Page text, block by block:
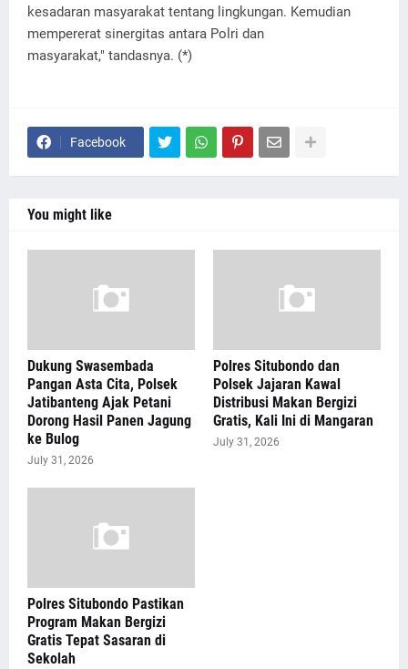
kesadaran masyarakat tentang lingkungan. Kemudian
mempererat sinergitas antara Polri dan
masyarakat," tandasnya. (*)
Facebook
You might like
Dukung Swasembada
Pangan Asta Cita, Polsek
Jatibanteng Ajak Petani
Dorong Hasil Panen Jagung
ke Bulog
July 31, 2026
Polres Situbondo dan
Polsek Jajaran Kawal
Distribusi Makan Bergizi
Gratis, Kali Ini di Mangaran
July 31, 2026
Polres Situbondo Pastikan
Program Makan Bergizi
Gratis Tepat Sasaran di
Sekolah